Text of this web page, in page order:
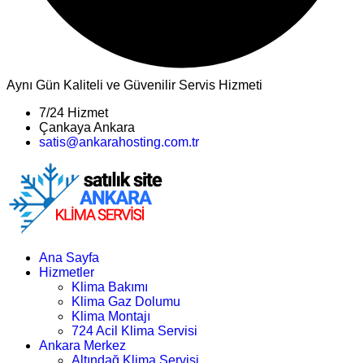
Aynı Gün Kaliteli ve Güvenilir Servis Hizmeti
7/24 Hizmet
Çankaya Ankara
satis@ankarahosting.com.tr
Ana Sayfa
Hizmetler
Klima Bakımı
Klima Gaz Dolumu
Klima Montajı
724 Acil Klima Servisi
Ankara Merkez
Altındağ Klima Servisi